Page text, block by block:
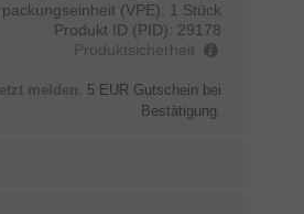
(VPE): 1 Stück
Produkt ID (PID): 29178
Produktsicherheit
melden. 5 EUR Gutschein bei
Bestätigung.